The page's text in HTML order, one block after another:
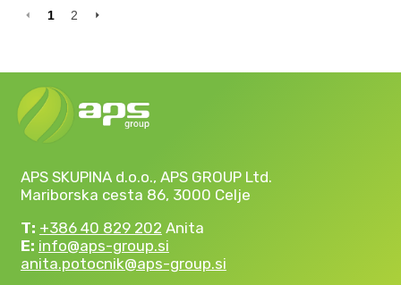
1 2
APS SKUPINA d.o.o., APS GROUP Ltd.
Mariborska cesta 86, 3000 Celje
T: +386 40 829 202 Anita
E: info@aps-group.si
anita.potocnik@aps-group.si